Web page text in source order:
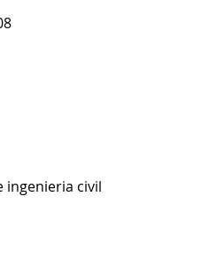
ingenieria civil